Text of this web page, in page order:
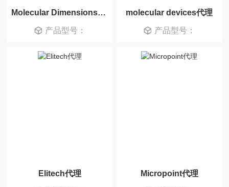
Molecular Dimensions代理
产品型号：
molecular devices代理
产品型号：
Elitech代理 Micropoint代理